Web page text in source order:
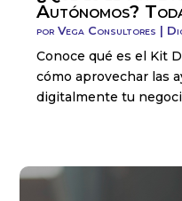
Autónomos?
porVega Consultores |
Conoce qué es el Kit
cómo aprovechar las
digitalmente tu